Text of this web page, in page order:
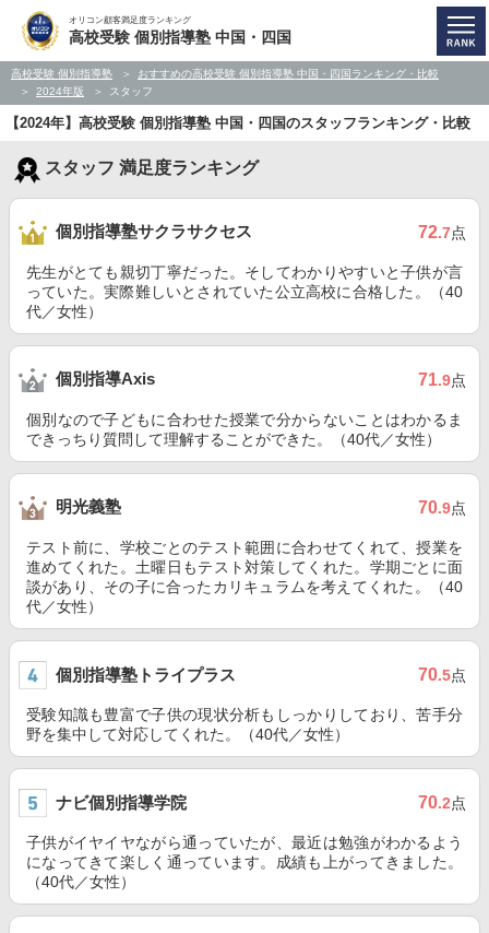
オリコン顧客満足度ランキング
高校受験 個別指導塾 中国・四国
高校受験 個別指導塾
おすすめの高校受験 個別指導塾 中国・四国ランキング・比較
2024年版
スタッフ
【2024年】高校受験 個別指導塾 中国・四国のスタッフランキング・比較
スタッフ 満足度ランキング
個別指導塾サクラサクセス 72.7点
先生がとても親切丁寧だった。そしてわかりやすいと子供が言
っていた。実際難しいとされていた公立高校に合格した。（40
代／女性）
個別指導Axis 71.9点
個別なので子どもに合わせた授業で分からないことはわかるま
できっちり質問して理解することができた。（40代／女性）
明光義塾 70.9点
テスト前に、学校ごとのテスト範囲に合わせてくれて、授業を
進めてくれた。土曜日もテスト対策してくれた。学期ごとに面
談があり、その子に合ったカリキュラムを考えてくれた。（40
代／女性）
個別指導塾トライプラス 70.5点
受験知識も豊富で子供の現状分析もしっかりしており、苦手分
野を集中して対応してくれた。（40代／女性）
ナビ個別指導学院 70.2点
子供がイヤイヤながら通っていたが、最近は勉強がわかるよう
になってきて楽しく通っています。成績も上がってきました。
（40代／女性）